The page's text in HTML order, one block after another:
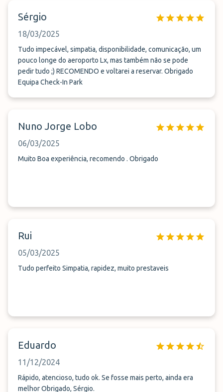
Sérgio
18/03/2025
Tudo impecável, simpatia, disponibilidade, comunicação, um
pouco longe do aeroporto Lx, mas também não se pode
pedir tudo ;) RECOMENDO e voltarei a reservar. Obrigado
Equipa Check-In Park
Nuno Jorge Lobo
06/03/2025
Muito Boa experiência, recomendo . Obrigado
Rui
05/03/2025
Tudo perfeito Simpatia, rapidez, muito prestaveis
Eduardo
11/12/2024
Rápido, atencioso, tudo ok. Se fosse mais perto, ainda era
melhor Obrigado, Sérgio.